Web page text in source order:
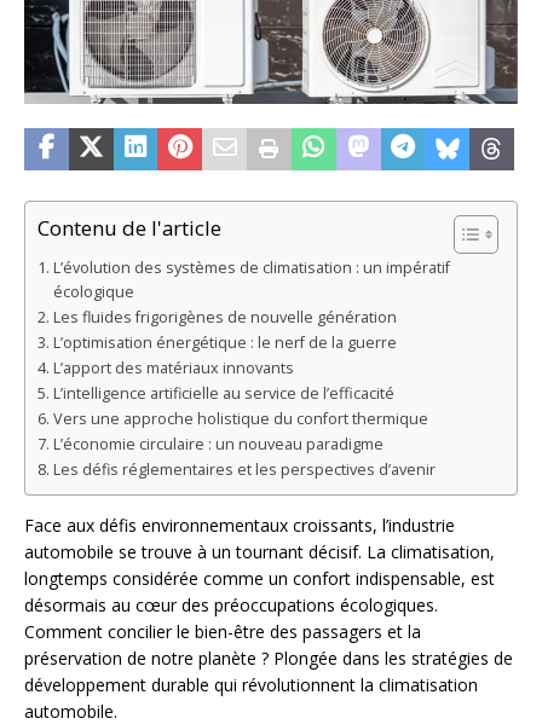
Contenu de l'article
L’évolution des systèmes de climatisation : un impératif
écologique
Les fluides frigorigènes de nouvelle génération
L’optimisation énergétique : le nerf de la guerre
L’apport des matériaux innovants
L’intelligence artificielle au service de l’efficacité
Vers une approche holistique du confort thermique
L’économie circulaire : un nouveau paradigme
Les défis réglementaires et les perspectives d’avenir
Face aux défis environnementaux croissants, l’industrie
automobile se trouve à un tournant décisif. La climatisation,
longtemps considérée comme un confort indispensable, est
désormais au cœur des préoccupations écologiques.
Comment concilier le bien-être des passagers et la
préservation de notre planète ? Plongée dans les stratégies de
développement durable qui révolutionnent la climatisation
automobile.